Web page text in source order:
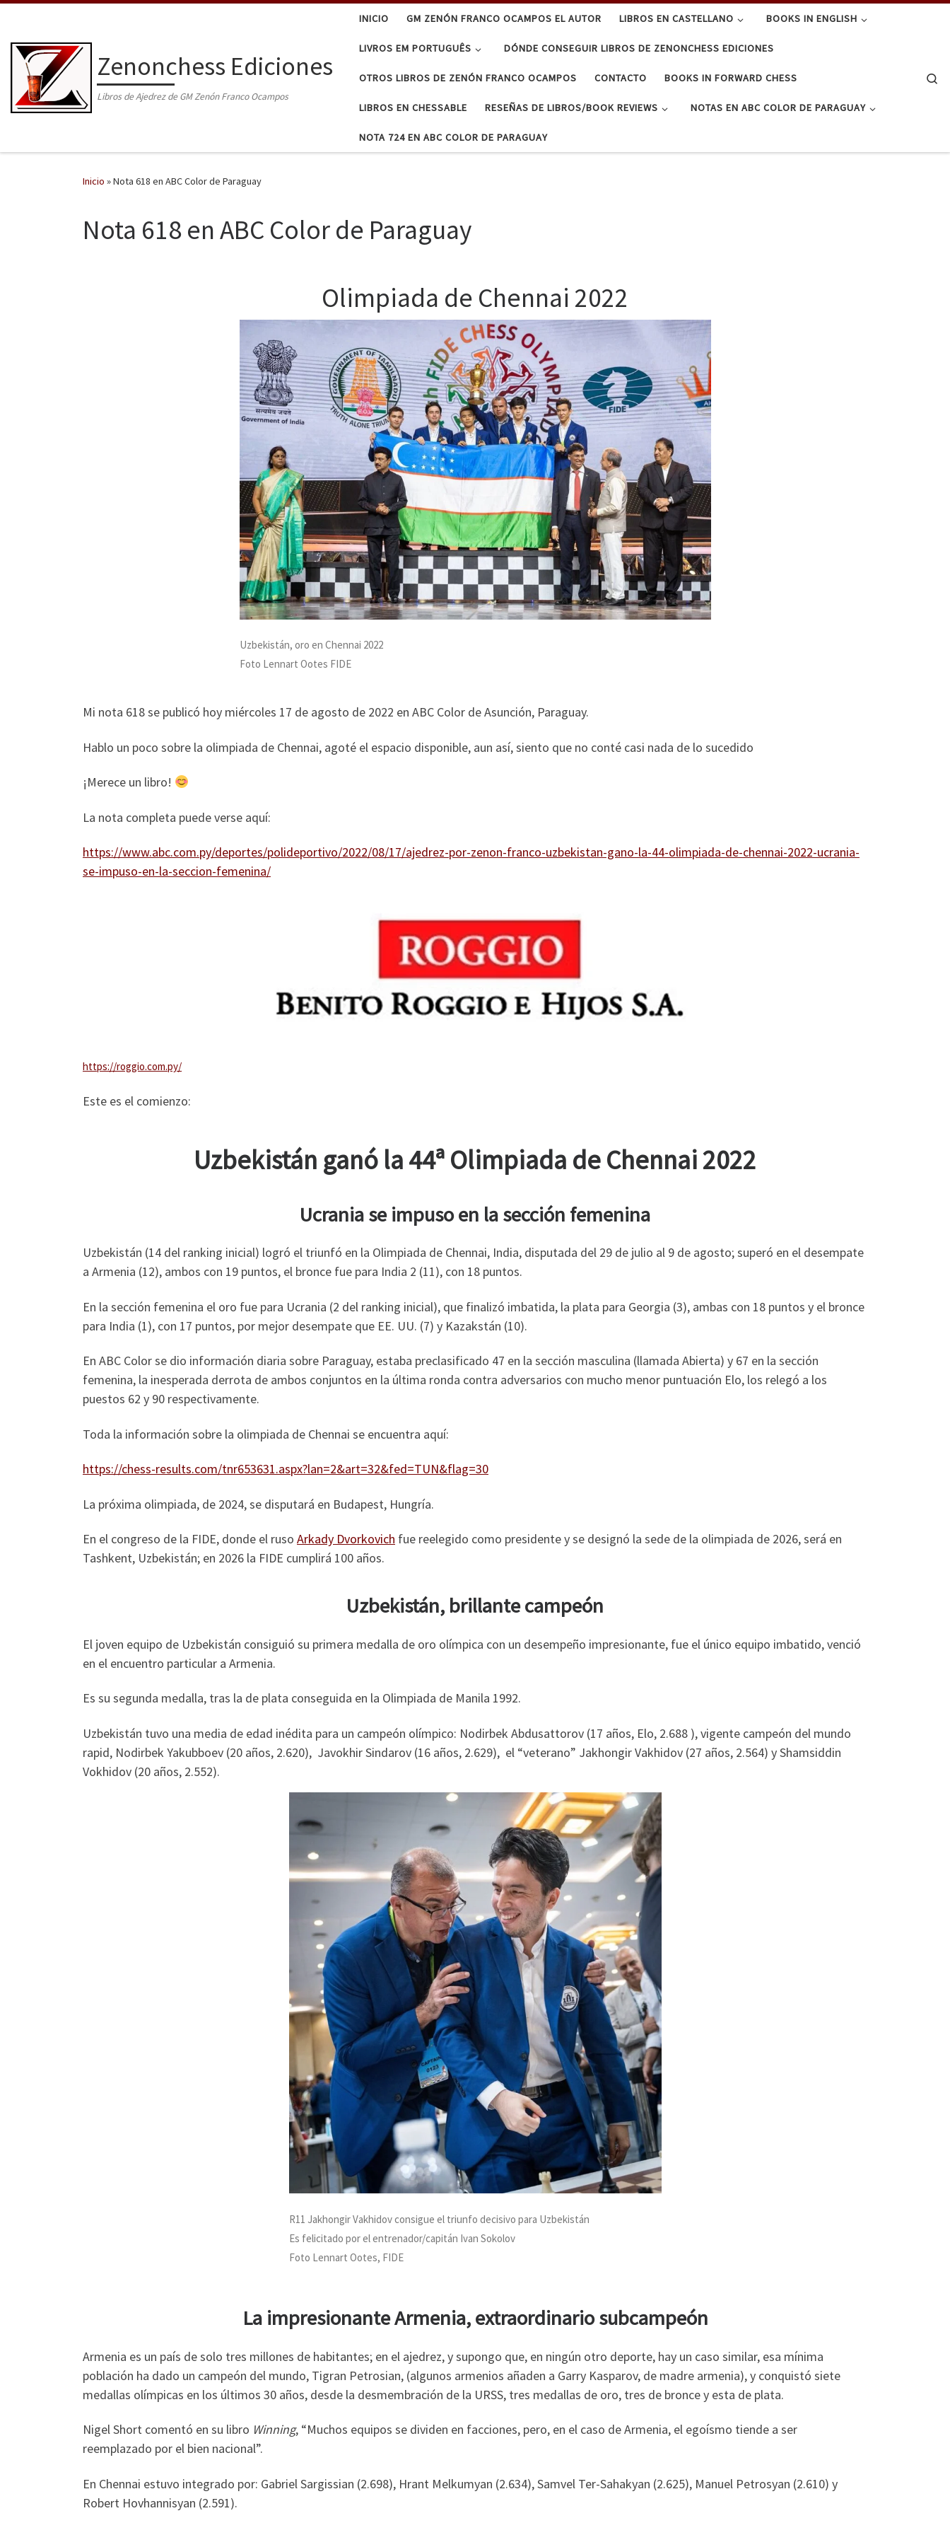
Zenonchess Ediciones
Libros de Ajedrez de GM Zenón Franco Ocampos
INICIO GM ZENÓN FRANCO OCAMPOS EL AUTOR LIBROS EN CASTELLANO BOOKS IN ENGLISH
LIVROS EM PORTUGUÊS DÓNDE CONSEGUIR LIBROS DE ZENONCHESS EDICIONES
OTROS LIBROS DE ZENÓN FRANCO OCAMPOS CONTACTO BOOKS IN FORWARD CHESS
LIBROS EN CHESSABLE RESEÑAS DE LIBROS/BOOK REVIEWS NOTAS EN ABC COLOR DE PARAGUAY
NOTA 724 EN ABC COLOR DE PARAGUAY
Inicio »Nota 618 en ABC Color de Paraguay
Nota 618 en ABC Color de Paraguay
Olimpiada de Chennai 2022
Uzbekistán, oro en Chennai 2022
Foto Lennart Ootes FIDE
Mi nota 618 se publicó hoy miércoles 17 de agosto de 2022 en ABC Color de Asunción, Paraguay.
Hablo un poco sobre la olimpiada de Chennai, agoté el espacio disponible, aun así, siento que no conté casi nada de lo sucedido
¡Merece un libro!
La nota completa puede verse aquí:
https://www.abc.com.py/deportes/polideportivo/2022/08/17/ajedrez-por-zenon-franco-uzbekistan-gano-la-44-olimpiada-de-chennai-2022-ucrania-
se-impuso-en-la-seccion-femenina/
https://roggio.com.py/
Este es el comienzo:
Uzbekistán ganó la 44ª Olimpiada de Chennai 2022
Ucrania se impuso en la sección femenina
Uzbekistán (14 del ranking inicial) logró el triunfó en la Olimpiada de Chennai, India, disputada del 29 de julio al 9 de agosto; superó en el desempate
a Armenia (12), ambos con 19 puntos, el bronce fue para India 2 (11), con 18 puntos.
En la sección femenina el oro fue para Ucrania (2 del ranking inicial), que finalizó imbatida, la plata para Georgia (3), ambas con 18 puntos y el bronce
para India (1), con 17 puntos, por mejor desempate que EE. UU. (7) y Kazakstán (10).
En ABC Color se dio información diaria sobre Paraguay, estaba preclasificado 47 en la sección masculina (llamada Abierta) y 67 en la sección
femenina, la inesperada derrota de ambos conjuntos en la última ronda contra adversarios con mucho menor puntuación Elo, los relegó a los
puestos 62 y 90 respectivamente.
Toda la información sobre la olimpiada de Chennai se encuentra aquí:
https://chess-results.com/tnr653631.aspx?lan=2&art=32&fed=TUN&flag=30
La próxima olimpiada, de 2024, se disputará en Budapest, Hungría.
En el congreso de la FIDE, donde el ruso Arkady Dvorkovich fue reelegido como presidente y se designó la sede de la olimpiada de 2026, será en
Tashkent, Uzbekistán; en 2026 la FIDE cumplirá 100 años.
Uzbekistán, brillante campeón
El joven equipo de Uzbekistán consiguió su primera medalla de oro olímpica con un desempeño impresionante, fue el único equipo imbatido, venció
en el encuentro particular a Armenia.
Es su segunda medalla, tras la de plata conseguida en la Olimpiada de Manila 1992.
Uzbekistán tuvo una media de edad inédita para un campeón olímpico: Nodirbek Abdusattorov (17 años, Elo, 2.688 ), vigente campeón del mundo
rapid, Nodirbek Yakubboev (20 años, 2.620), Javokhir Sindarov (16 años, 2.629), el “veterano” Jakhongir Vakhidov (27 años, 2.564) y Shamsiddin
Vokhidov (20 años, 2.552).
R11 Jakhongir Vakhidov consigue el triunfo decisivo para Uzbekistán
Es felicitado por el entrenador/capitán Ivan Sokolov
Foto Lennart Ootes, FIDE
La impresionante Armenia, extraordinario subcampeón
Armenia es un país de solo tres millones de habitantes; en el ajedrez, y supongo que, en ningún otro deporte, hay un caso similar, esa mínima
población ha dado un campeón del mundo, Tigran Petrosian, (algunos armenios añaden a Garry Kasparov, de madre armenia), y conquistó siete
medallas olímpicas en los últimos 30 años, desde la desmembración de la URSS, tres medallas de oro, tres de bronce y esta de plata.
Nigel Short comentó en su libro Winning, “Muchos equipos se dividen en facciones, pero, en el caso de Armenia, el egoísmo tiende a ser
reemplazado por el bien nacional”.
En Chennai estuvo integrado por: Gabriel Sargissian (2.698), Hrant Melkumyan (2.634), Samvel Ter-Sahakyan (2.625), Manuel Petrosyan (2.610) y
Robert Hovhannisyan (2.591).